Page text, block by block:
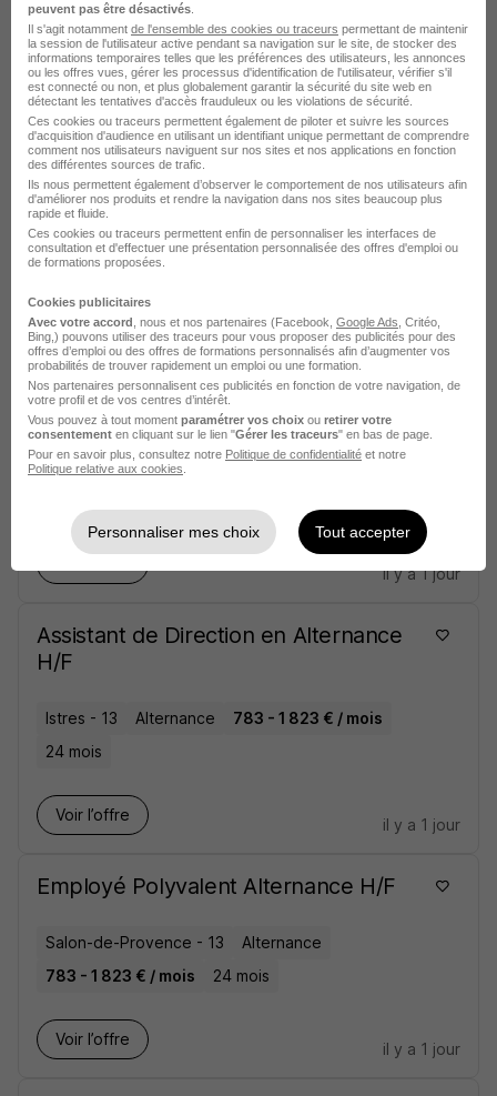
Voir l’offre
il y a 1 jour
Assistant Administratif en Alternance
H/F
Salon-de-Provence - 13
783 - 1 823 € / mois
24 mois
Voir l’offre
il y a 1 jour
Conseiller de Vente en Alternance
H/F
Istres - 13 Alternance
783 - 1 823 € / mois
il y a 1 jour
Assistant de Direction en Alternance
H/F
Istres - 13 Alternance
783 - 1 823 € / mois
24 mois
Voir l’offre
il y a 1 jour
Employé Polyvalent Alternance H/F
Salon-de-Provence - 13
Alternance
783 - 1 823 € / mois
24 mois
Voir l’offre
il y a 1 jour
peuvent pas être désactivés
Il s'agit notamment de l'ensemble des cookies ou traceurs permettant de maintenir
la session de l'utilisateur active pendant sa navigation sur le site, de stocker des
informations temporaires telles que les préférences des utilisateurs, les annonces
ou les offres vues, gérer les processus d'identification de l'utilisateur, vérifier s'il
est connecté ou non, et plus globalement garantir la sécurité du site web en
détectant les tentatives d'accès frauduleux ou les violations de sécurité.
Ces cookies ou traceurs permettent également de piloter et suivre les sources
d'acquisition d'audience en utilisant un identifiant unique permettant de comprendre
comment nos utilisateurs naviguent sur nos sites et nos applications en fonction
des différentes sources de trafic.
Ils nous permettent également d’observer le comportement de nos utilisateurs afin
d'améliorer nos produits et rendre la navigation dans nos sites beaucoup plus
rapide et fluide.
Ces cookies ou traceurs permettent enfin de personnaliser les interfaces de
consultation et d'effectuer une présentation personnalisée des offres d'emploi ou
de formations proposées.
Cookies publicitaires
Avec votre accord , nous et nos partenaires (Facebook, Google Ads , Critéo,
Bing,) pouvons utiliser des traceurs pour vous proposer des publicités pour des
offres d’emploi ou des offres de formations personnalisés afin d’augmenter vos
probabilités de trouver rapidement un emploi ou une formation.
Nos partenaires personnalisent ces publicités en fonction de votre navigation, de
votre profil et de vos centres d’intérêt.
Vous pouvez à tout moment paramétrer vos choix ou retirer votre
consentement en cliquant sur le lien "Gérer les traceurs" en bas de page.
Pour en savoir plus, consultez notre Politique de confidentialité et notre
Politique relative aux cookies
Personnaliser mes choix Tout accepter